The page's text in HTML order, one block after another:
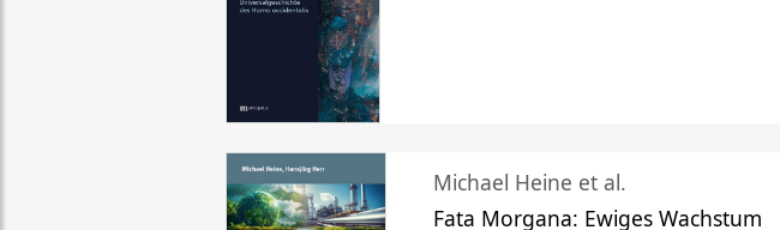
Michael Heine et al.
Fata Morgana: Ewiges Wachstum